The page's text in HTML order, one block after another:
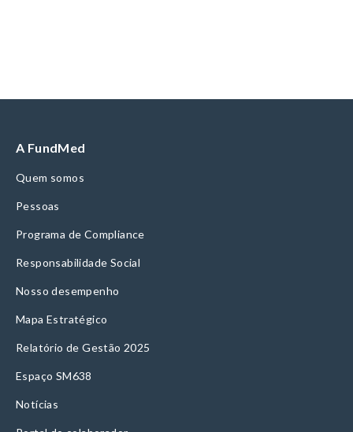
A FundMed
Quem somos
Pessoas
Programa de Compliance
Responsabilidade Social
Nosso desempenho
Mapa Estratégico
Relatório de Gestão 2025
Espaço SM638
Notícias